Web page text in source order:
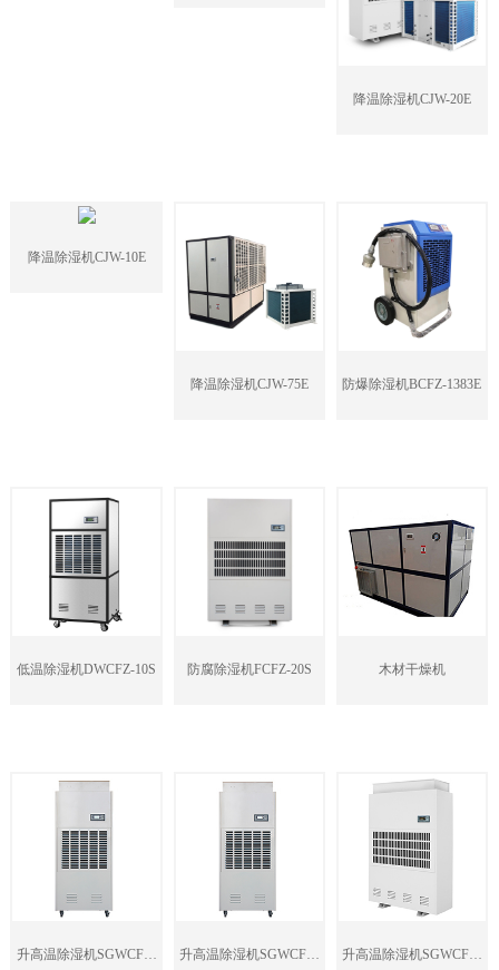
降温除湿机CJW-20E
降温除湿机CJW-10E
降温除湿机CJW-75E 防爆除湿机BCFZ-1383E
低温除湿机DWCFZ-10S 防腐除湿机FCFZ-20S 木材干燥机
升高温除湿机SGWCFZ- 升高温除湿机SGWCFZ- 升高温除湿机SGWCFZ-